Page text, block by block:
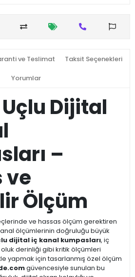
ve Teslimat Taksit Seçenekleri
Yorumlar
Dijital
–
ve
Ölçüm
ve hassas ölçüm gerektiren
ölçümlerinin doğruluğu büyük
dijital iç kanal kumpasları, iç
derinliği gibi kritik ölçümleri
yapmak için tasarlanmış özel ölçüm
güvencesiyle sunulan bu